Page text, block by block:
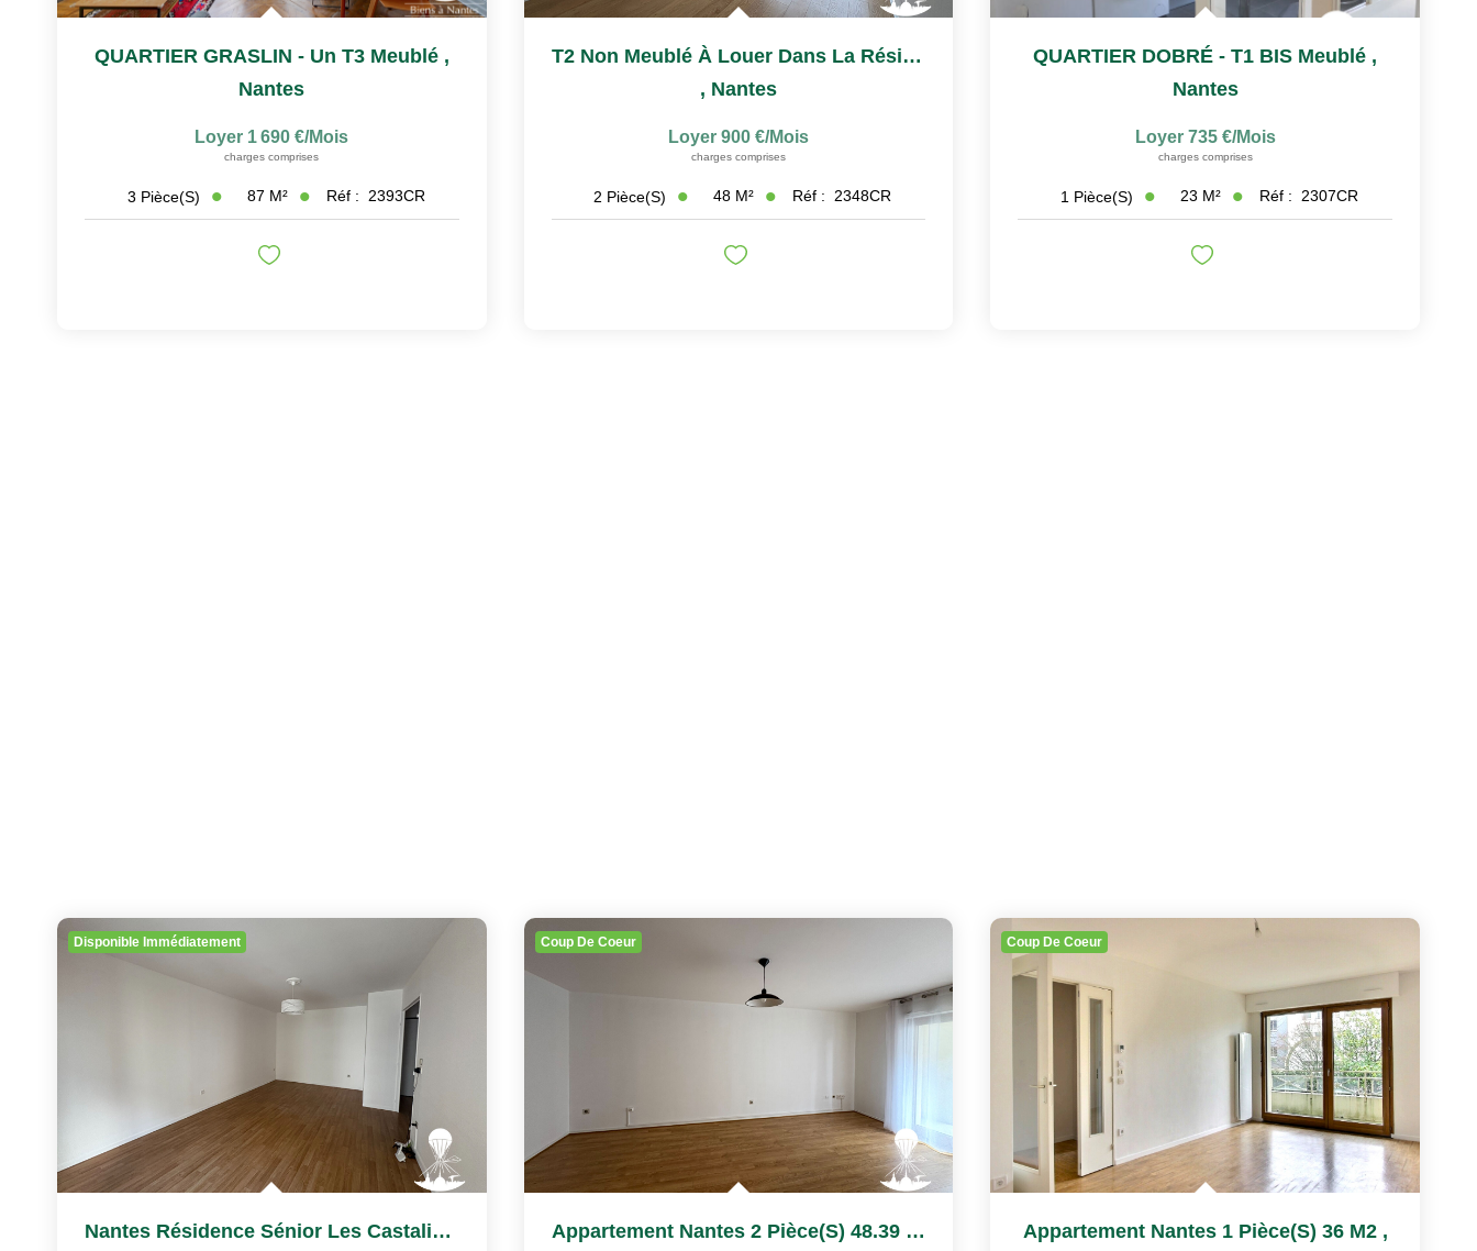
QUARTIER GRASLIN - Un T3 Meublé ,
Nantes
Loyer 1 690 €/mois
charges comprises
3 Pièce(s) 87 M² Réf : 2393CR
T2 Non Meublé À Louer Dans La Résidence Services Séniors...
, Nantes
Loyer 900 €/mois
charges comprises
2 Pièce(s) 48 M² Réf : 2348CR
QUARTIER DOBRÉ - T1 BIS Meublé ,
Nantes
Loyer 735 €/mois
charges comprises
1 Pièce(s) 23 M² Réf : 2307CR
Disponible Immédiatement
Nantes Résidence Sénior Les Castalies T2 À Louer
Coup De Coeur
Appartement Nantes 2 Pièce(s) 48.39 M2
Coup De Coeur
Appartement Nantes 1 Pièce(s) 36 M2 ,